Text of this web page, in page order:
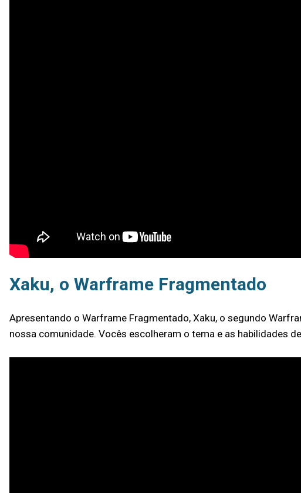
Xaku, o Warframe Fragmentado
Apresentando o Warframe Fragmentado, Xaku, o segundo
nossa comunidade. Vocês escolheram o tema e as habilidades